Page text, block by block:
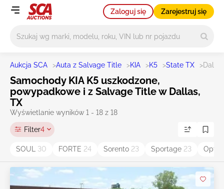
Zaloguj się Zarejestruj się
Aukcja SCA >Auta z Salvage Title >KIA >K5 >State TX >Dallas
Samochody KIA K5 uszkodzone,
powypadkowe i z Salvage Title w Dallas,
TX
Wyświetlanie wyników 1 - 18 z 18
Filter4
SOUL 30 FORTE 24 Sorento 23 Sportage 23